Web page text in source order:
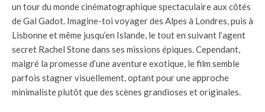
un tour du monde cinématographique spectaculaire aux côtés
de Gal Gadot. Imagine-toi voyager des Alpes à Londres, puis à
Lisbonne et même jusqu’en Islande, le tout en suivant l’agent
secret Rachel Stone dans ses missions épiques. Cependant,
malgré la promesse d’une aventure exotique, le film semble
parfois stagner visuellement, optant pour une approche
minimaliste plutôt que des scènes grandioses et originales.